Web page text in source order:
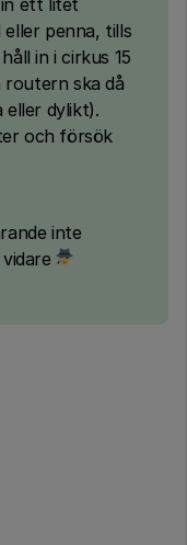
in ett litet
eller penna, tills
in i cirkus 15
routern ska då
eller dylikt).
och försök
inte